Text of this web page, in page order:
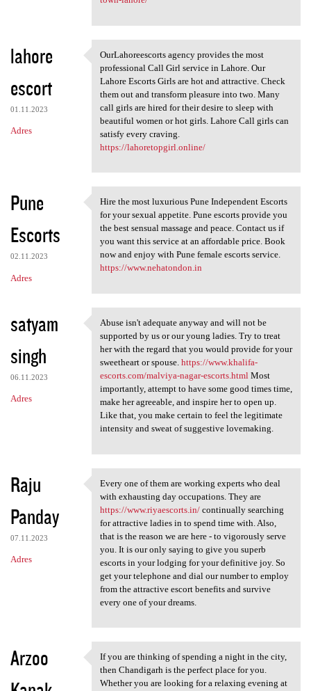
lahore
escort
01.11.2023
Adres
OurLahoreescorts agency
OurLahoreescorts agency provides the most
professional Call Girl service in Lahore. Our
Lahore Escorts Girls are hot and attractive. Check
them out and transform pleasure into two. Many
call girls are hired for their desire to sleep with
beautiful women or hot girls. Lahore Call girls can
satisfy every craving.
https://lahoretopgirl.online/
Pune
Escorts
02.11.2023
Adres
Hire the most luxurious Pune
Hire the most luxurious Pune Independent Escorts
for your sexual appetite. Pune escorts provide you
the best sensual massage and peace. Contact us if
you want this service at an affordable price. Book
now and enjoy with Pune female escorts service.
https://www.nehatondon.in
satyam
singh
06.11.2023
Adres
Abuse isn't adequate anyway
Abuse isn't adequate anyway and will not be
supported by us or our young ladies. Try to treat
her with the regard that you would provide for your
sweetheart or spouse. https://www.khalifa-
escorts.com/malviya-nagar-escorts.htmlMost
importantly, attempt to have some good times time,
make her agreeable, and inspire her to open up.
Like that, you make certain to feel the legitimate
intensity and sweat of suggestive lovemaking.
Raju
Panday
07.11.2023
Adres
Every one of them are working
Every one of them are working experts who deal
with exhausting day occupations. They are
https://www.riyaescorts.in/continually searching
for attractive ladies in to spend time with. Also,
that is the reason we are here - to vigorously serve
you. It is our only saying to give you superb
escorts in your lodging for your definitive joy. So
get your telephone and dial our number to employ
from the attractive escort benefits and survive
every one of your dreams.
Arzoo
If you are thinking of
If you are thinking of spending a night in the city,
then Chandigarh is the perfect place for you.
Whether you are looking for a relaxing evening at